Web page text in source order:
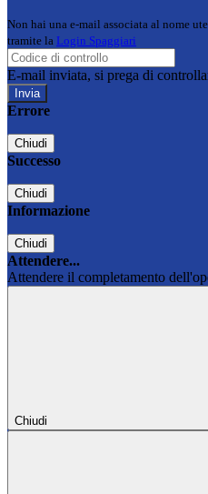
Non hai una e-mail associata al nome
tramite la Login Spaggiari
E-mail inviata, si prega di
Errore
Chiudi
Successo
Chiudi
Informazione
Chiudi
Attendere...
Attendere il completamento
Chiudi